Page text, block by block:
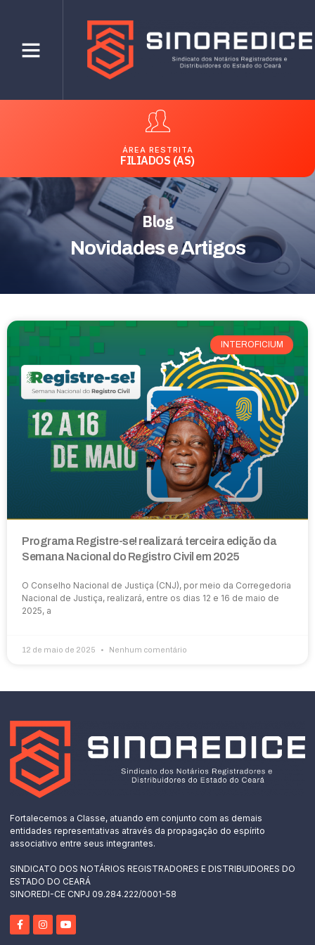
ÁREA RESTRITA
FILIADOS (AS)
Blog
Novidades e Artigos
INTEROFICIUM
Programa Registre-se! realizará terceira edição da
Semana Nacional do Registro Civil em 2025
O Conselho Nacional de Justiça (CNJ), por meio da Corregedoria
Nacional de Justiça, realizará, entre os dias 12 e 16 de maio de
2025, a
12 de maio de 2025 Nenhum comentário
Fortalecemos a Classe, atuando em conjunto com as demais
entidades representativas através da propagação do espírito
associativo entre seus integrantes.
SINDICATO DOS NOTÁRIOS REGISTRADORES E DISTRIBUIDORES DO
ESTADO DO CEARÁ
SINOREDI-CE CNPJ 09.284.222/0001-58